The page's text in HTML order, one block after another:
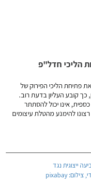
הליכי חדל"פ
פתיחת הליכי הפירוק של
קובע העליון בדעת רוב.
אינו יכול להסתתר
להימנע מהטלת עיצומים